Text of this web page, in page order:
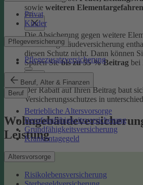
Privat
Kinder
Pflegeversicherung
Pflegezusatzversicherung
Beruf, Alter & Finanzen
Beruf
Betriebliche Altersvorsorge
Berufsunfähigkeitsversicherung
Grundfähigkeitsversicherung
Krankentagegeld
Altersvorsorge
Risikolebensversicherung
sowie weiteren Elementargefahren
Die Absicherung gegen weitere
der Wohngebäudeversicherung
diesen Schutz nicht. Dann können
Sparen Siebis zu 55 % Beitrag bei
Der Rabatt auf Ihren Beitrag baut
Versicherungsschutzes in
Leistung